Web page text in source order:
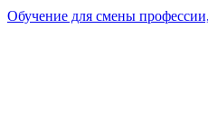
Обучение для смены